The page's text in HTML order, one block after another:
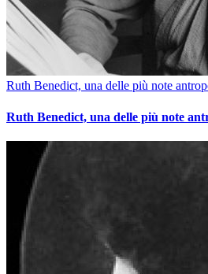
Ruth Benedict, una delle più note
Ruth Benedict, una delle più note